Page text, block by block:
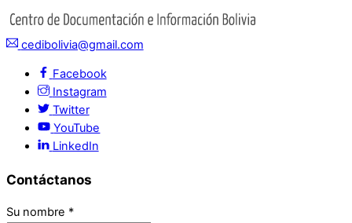
cedibolivia@gmail.com
Facebook
Instagram
Twitter
YouTube
LinkedIn
Contáctanos
Su nombre *